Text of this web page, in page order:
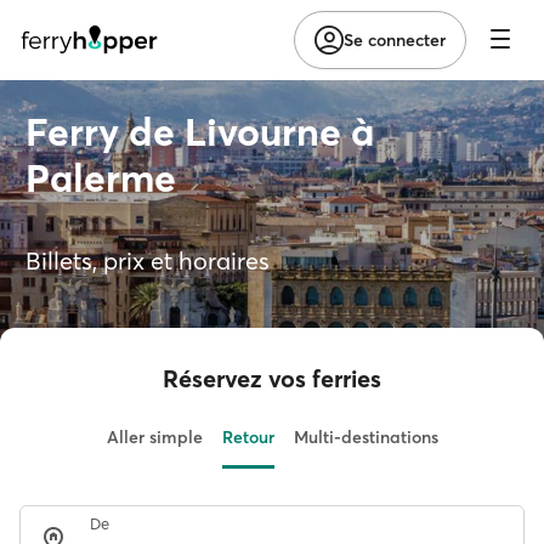
Se connecter
Ferry de Livourne à
Palerme
Billets, prix et horaires
Réservez vos ferries
Aller simple Retour Multi-destinations
De